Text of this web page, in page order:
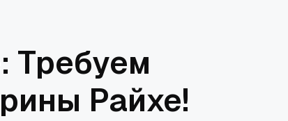
Требуем
Райхе!